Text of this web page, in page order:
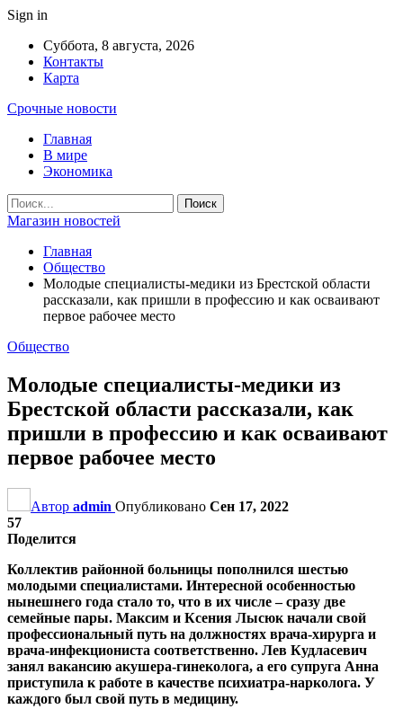
Sign in
Суббота, 8 августа, 2026
Контакты
Карта
Срочные новости
Главная
В мире
Экономика
Магазин новостей
Главная
Общество
Молодые специалисты-медики из Брестской области
рассказали, как пришли в профессию и как осваивают
первое рабочее место
Общество
Молодые специалисты-медики из
Брестской области рассказали, как
пришли в профессию и как осваивают
первое рабочее место
Автор admin Опубликовано Сен 17, 2022
57
Поделится
Коллектив районной больницы пополнился шестью
молодыми специалистами. Интересной особенностью
нынешнего года стало то, что в их числе – сразу две
семейные пары. Максим и Ксения Лысюк начали свой
профессиональный путь на должностях врача-хирурга и
врача-инфекциониста соответственно. Лев Кудласевич
занял вакансию акушера-гинеколога, а его супруга Анна
приступила к работе в качестве психиатра-нарколога. У
каждого был свой путь в медицину.